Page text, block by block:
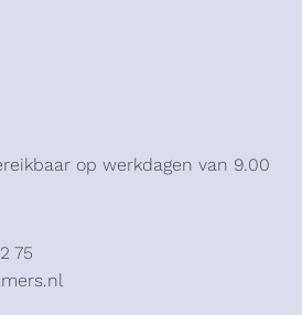
op werkdagen van 9.00
75